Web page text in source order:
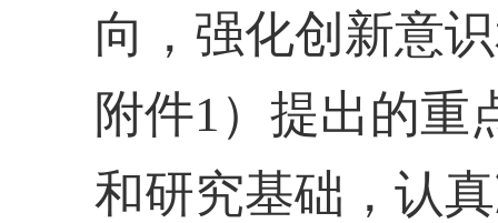
向，强化创新意
附件1）提出的重
和研究基础，认